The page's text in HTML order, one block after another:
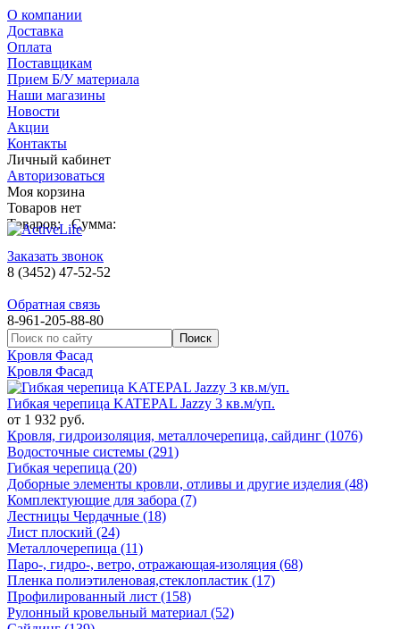
О компании
Доставка
Оплата
Поставщикам
Прием Б/У материала
Наши магазины
Новости
Акции
Контакты
Личный кабинет
Авторизоваться
Моя корзина
Товаров нет
Товаров: Сумма:
Заказать звонок
8 (3452) 47-52-52
Обратная связь
8-961-205-88-80
Кровля Фасад
Кровля Фасад
Гибкая черепица KATEPAL Jazzy 3 кв.м/уп.
от 1 932 руб.
Кровля, гидроизоляция, металлочерепица, сайдинг (1076)
Водосточные системы (291)
Гибкая черепица (20)
Доборные элементы кровли, отливы и другие изделия (48)
Комплектующие для забора (7)
Лестницы Чердачные (18)
Лист плоский (24)
Металлочерепица (11)
Паро-, гидро-, ветро, отражающая-изоляция (68)
Пленка полиэтиленовая,стеклопластик (17)
Профилированный лист (158)
Рулонный кровельный материал (52)